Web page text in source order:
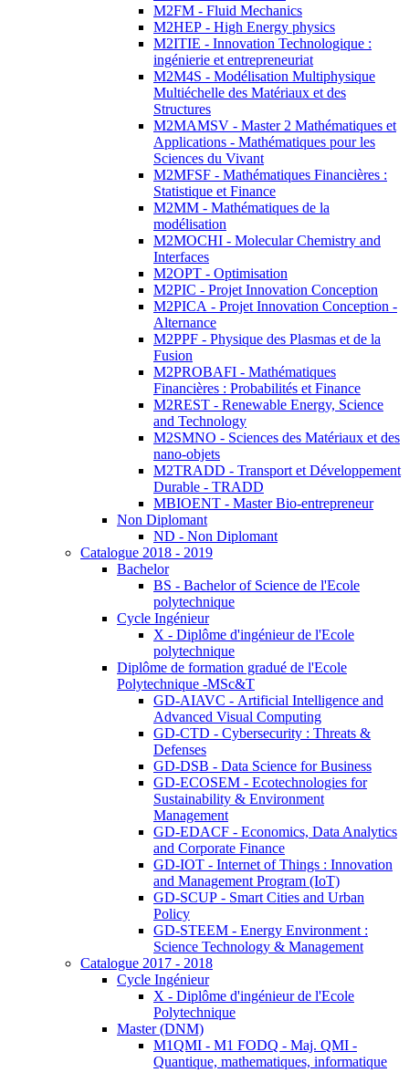
M2FM - Fluid Mechanics
M2HEP - High Energy physics
M2ITIE - Innovation Technologique :
ingénierie et entrepreneuriat
M2M4S - Modélisation Multiphysique
Multiéchelle des Matériaux et des
Structures
M2MAMSV - Master 2 Mathématiques et
Applications - Mathématiques pour les
Sciences du Vivant
M2MFSF - Mathématiques Financières :
Statistique et Finance
M2MM - Mathématiques de la
modélisation
M2MOCHI - Molecular Chemistry and
Interfaces
M2OPT - Optimisation
M2PIC - Projet Innovation Conception
M2PICA - Projet Innovation Conception -
Alternance
M2PPF - Physique des Plasmas et de la
Fusion
M2PROBAFI - Mathématiques
Financières : Probabilités et Finance
M2REST - Renewable Energy, Science
and Technology
M2SMNO - Sciences des Matériaux et des
nano-objets
M2TRADD - Transport et Développement
Durable - TRADD
MBIOENT - Master Bio-entrepreneur
Non Diplomant
ND - Non Diplomant
Catalogue 2018 - 2019
Bachelor
BS - Bachelor of Science de l'Ecole
polytechnique
Cycle Ingénieur
X - Diplôme d'ingénieur de l'Ecole
polytechnique
Diplôme de formation gradué de l'Ecole
Polytechnique -MSc&T
GD-AIAVC - Artificial Intelligence and
Advanced Visual Computing
GD-CTD - Cybersecurity : Threats &
Defenses
GD-DSB - Data Science for Business
GD-ECOSEM - Ecotechnologies for
Sustainability & Environment
Management
GD-EDACF - Economics, Data Analytics
and Corporate Finance
GD-IOT - Internet of Things : Innovation
and Management Program (IoT)
GD-SCUP - Smart Cities and Urban
Policy
GD-STEEM - Energy Environment :
Science Technology & Management
Catalogue 2017 - 2018
Cycle Ingénieur
X - Diplôme d'ingénieur de l'Ecole
Polytechnique
Master (DNM)
M1QMI - M1 FODQ - Maj. QMI -
Quantique, mathematiques, informatique